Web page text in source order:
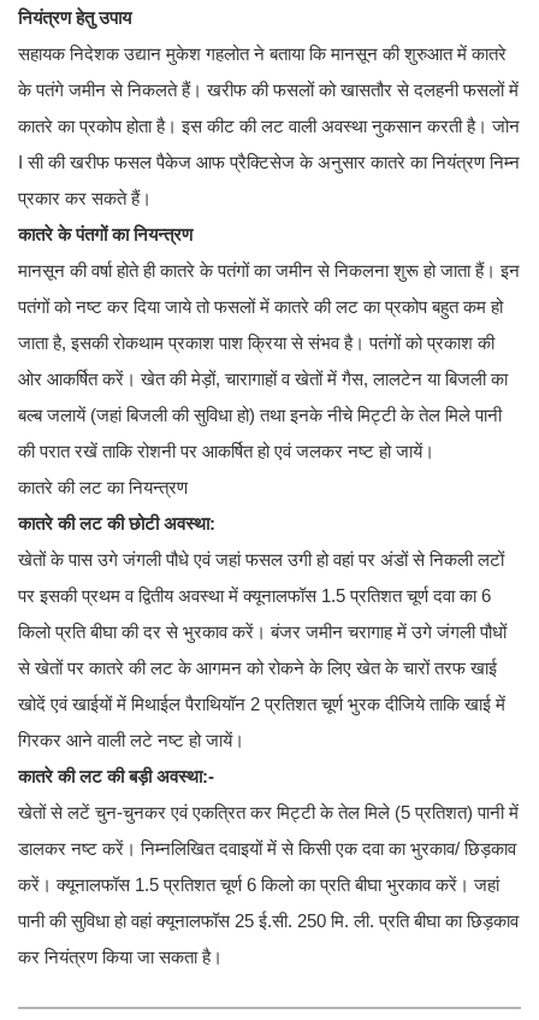
नियंत्रण हेतु उपाय
सहायक निदेशक उद्यान मुकेश गहलोत ने बताया कि मानसून की शुरुआत में कातरे
के पतंगे जमीन से निकलते हैं। खरीफ की फसलों को खासतौर से दलहनी फसलों में
कातरे का प्रकोप होता है। इस कीट की लट वाली अवस्था नुकसान करती है। जोन
I सी की खरीफ फसल पैकेज आफ प्रैक्टिसेज के अनुसार कातरे का नियंत्रण निम्न
प्रकार कर सकते हैं‌।
कातरे के पंतगों का नियन्त्रण
मानसून की वर्षा होते ही कातरे के पतंगों का जमीन से निकलना शुरू हो जाता हैं। इन
पतंगों को नष्ट कर दिया जाये तो फसलों में कातरे की लट का प्रकोप बहुत कम हो
जाता है, इसकी रोकथाम प्रकाश पाश क्रिया से संभव है। पतंगों को प्रकाश की
ओर आकर्षित करें। खेत की मेड़ों, चारागाहों व खेतों में गैस, लालटेन या बिजली का
बल्ब जलायें (जहां बिजली की सुविधा हो) तथा इनके नीचे मिट्टी के तेल मिले पानी
की परात रखें ताकि रोशनी पर आकर्षित हो एवं जलकर नष्ट हो जायें।
कातरे की लट का नियन्त्रण
कातरे की लट की छोटी अवस्था:
खेतों के पास उगे जंगली पौधे एवं जहां फसल उगी हो वहां पर अंडों से निकली लटों
पर इसकी प्रथम व द्वितीय अवस्था में क्यूनालफॉस 1.5 प्रतिशत चूर्ण दवा का 6
किलो प्रति बीघा की दर से भुरकाव करें। बंजर जमीन चरागाह में उगे जंगली पौधों
से खेतों पर कातरे की लट के आगमन को रोकने के लिए खेत के चारों तरफ खाई
खोदें एवं खाईयों में मिथाईल पैराथियॉन 2 प्रतिशत चूर्ण भुरक दीजिये ताकि खाई में
गिरकर आने वाली लटे नष्ट हो जायें।
कातरे की लट की बड़ी अवस्था:-
खेतों से लटें चुन-चुनकर एवं एकत्रित कर मिट्टी के तेल मिले (5 प्रतिशत) पानी में
डालकर नष्ट करें। निम्नलिखित दवाइयों में से किसी एक दवा का भुरकाव/ छिड़काव
करें। क्यूनालफॉस 1.5 प्रतिशत चूर्ण 6 किलो का प्रति बीघा भुरकाव करें। जहां
पानी की सुविधा हो वहां क्यूनालफॉस 25 ई.सी. 250 मि. ली. प्रति बीघा का छिड़काव
कर नियंत्रण किया जा सकता है।